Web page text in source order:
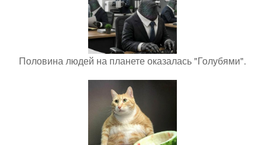
Половина людей на планете оказалась "Голубями".